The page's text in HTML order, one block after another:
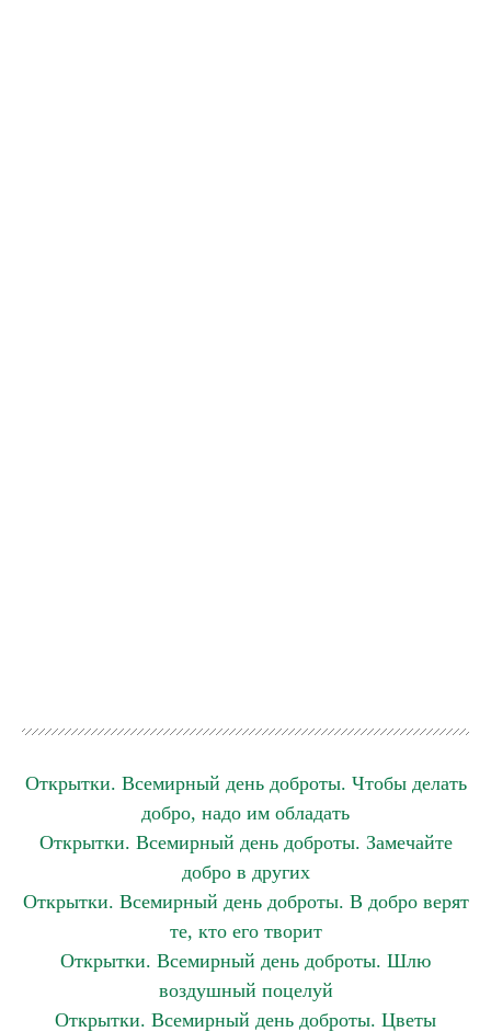
Открытки. Всемирный день доброты. Чтобы делать
добро, надо им обладать
Открытки. Всемирный день доброты. Замечайте
добро в других
Открытки. Всемирный день доброты. В добро верят
те, кто его творит
Открытки. Всемирный день доброты. Шлю
воздушный поцелуй
Открытки. Всемирный день доброты. Цветы